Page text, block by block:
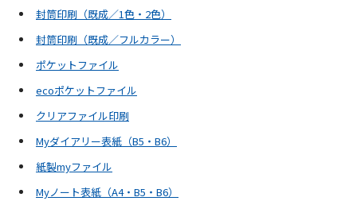
封筒印刷（既成／1色・2色）
封筒印刷（既成／フルカラー）
ポケットファイル
ecoポケットファイル
クリアファイル印刷
Myダイアリー表紙（B5・B6）
紙製myファイル
Myノート表紙（A4・B5・B6）